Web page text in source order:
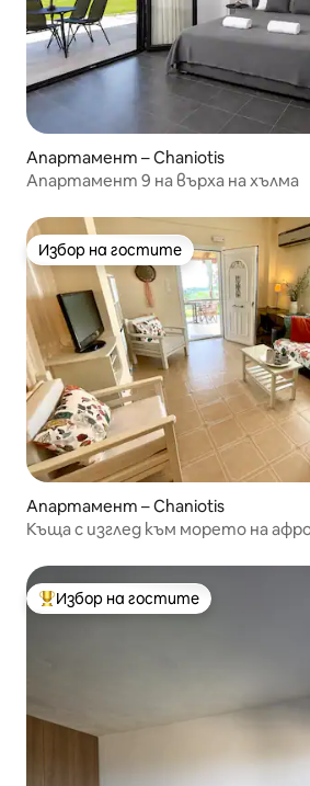
Апартамент – Chaniotis
Апартамент 9 на върха на хълма
Избор на гостите
Избор на гостите
Апартамент – Chaniotis
Къща с изглед към морето на
Най-популярен избор на гостите
Избор на гостите